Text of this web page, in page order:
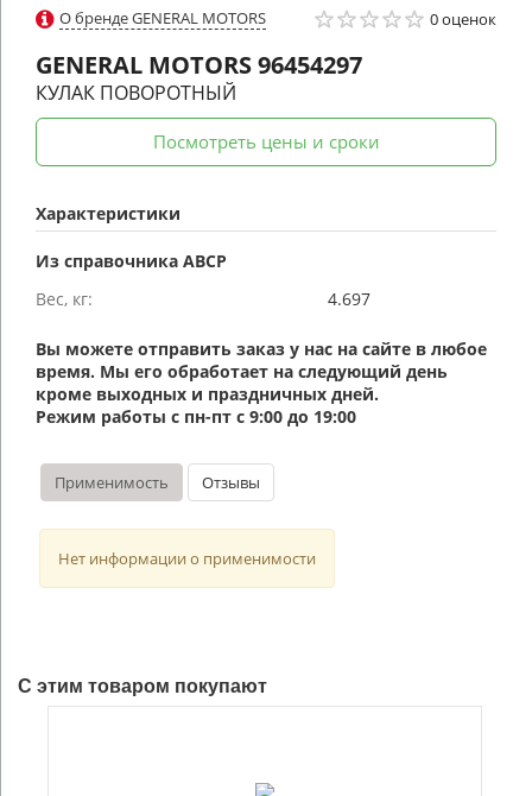
О бренде GENERAL MOTORS
0 оценок
GENERAL MOTORS96454297
КУЛАК ПОВОРОТНЫЙ
Посмотреть цены и сроки
Характеристики
Из справочника ABCP
Вес, кг:
4.697
Вы можете отправить заказ у нас на сайте в любое
время. Мы его обработает на следующий день
кроме выходных и праздничных дней.
Режим работы с пн-пт с 9:00 до 19:00
Применимость Отзывы
Нет информации о применимости
С этим товаром покупают